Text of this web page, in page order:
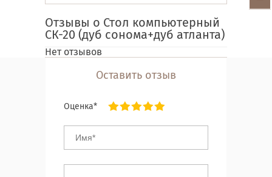
Отзывы о Стол компьютерный
СК-20 (дуб сонома+дуб атланта)
Нет отзывов
Оставить отзыв
Оценка*